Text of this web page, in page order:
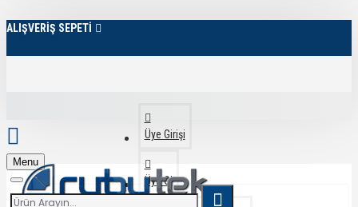
ALIŞVERİŞ SEPETİ
Üye Girişi
Üye Ol
Menu